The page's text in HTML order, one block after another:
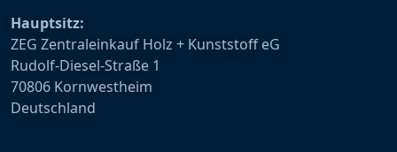
Hauptsitz:
ZEG Zentraleinkauf Holz + Kunststoff eG
Rudolf-Diesel-Straße 1
70806 Kornwestheim
Deutschland